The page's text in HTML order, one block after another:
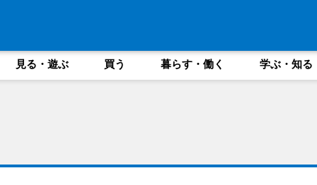
見る・遊ぶ 買う 暮らす・働く 学ぶ・知る